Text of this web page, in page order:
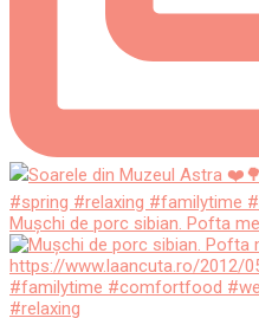
Mușchi de porc sibian. Pofta